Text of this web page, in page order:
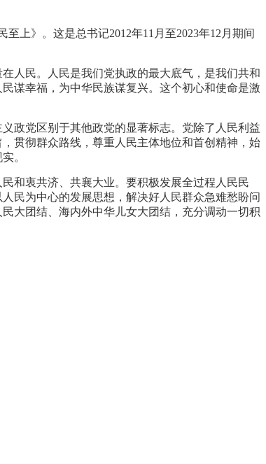
上》。这是总书记2012年11月至2023年12月期间
人民。人民是我们党执政的最大底气，是我们共和
谋幸福，为中华民族谋复兴。这个初心和使命是激
政党区别于其他政党的显著标志。党除了人民利益
贯彻群众路线，尊重人民主体地位和首创精神，始
。
和衷共济、共襄大业。要积极发展全过程人民民
民为中心的发展思想，解决好人民群众急难愁盼问
大团结、海内外中华儿女大团结，充分调动一切积